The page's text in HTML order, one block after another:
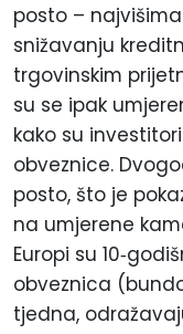
posto –
snižavanju
trgovinskim
su se ipak
kako su
obveznice.
posto, što je
na umjerene
Europi su 10‑
obveznica
tjedna,